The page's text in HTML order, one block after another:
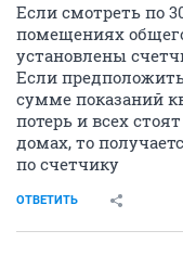
Если смотреть по
помещениях
установлены
Если
сумме показаний
потерь и всех
домах, то
по счетчику
ОТВЕТИТЬ